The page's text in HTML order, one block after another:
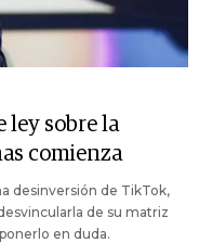
ley sobre la
comienza
desinversión de TikTok,
de su matriz
en duda.